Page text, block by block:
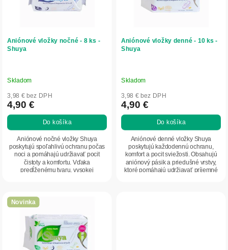
d
u
o
v
Aniónové vložky nočné - 8 ks -
Shuya
Skladom
3,98 € bez DPH
4,90 €
Do košíka
Aniónové nočné vložky Shuya
poskytujú spoľahlivú ochranu počas
noci a pomáhajú udržiavať pocit
čistoty a komfortu. Vďaka
predĺženému tvaru, vysokej
Aniónové vložky denné - 10 ks -
Shuya
Skladom
3,98 € bez DPH
4,90 €
Do košíka
Aniónové denné vložky Shuya
poskytujú každodennú ochranu,
komfort a pocit sviežosti. Obsahujú
aniónový pásik a priedušné vrstvy,
ktoré pomáhajú udržiavať príjemné
Novinka